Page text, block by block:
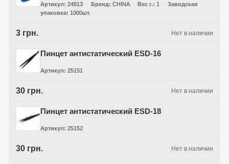
Артикул 24813 Бренд CHINA Вес г. 1
Заводская
упаковка
1000шт.
3 грн. Нет в наличии
Пинцет антистатический ESD-16
Артикул 25151
30 грн. Нет в наличии
Пинцет антистатический ESD-18
Артикул 25152
30 грн. Нет в наличии